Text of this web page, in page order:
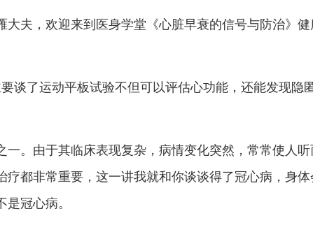
夫，欢迎来到医身学堂《心脏早衰的信号与防治》健
谈了运动平板试验不但可以评估心功能，还能发现隐
。由于其临床表现复杂，病情变化突然，常常使人听
都非常重要，这一讲我就和你谈谈得了冠心病，身体
冠心病。